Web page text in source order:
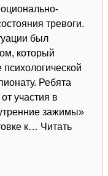
тревоги.
был
который
Ребята
участия в
зажимы»
к… Читать